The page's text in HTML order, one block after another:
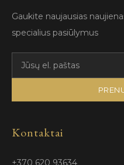
Gaukite naujausias
specialius pasiūlymus
Kontaktai
+370 620 93634